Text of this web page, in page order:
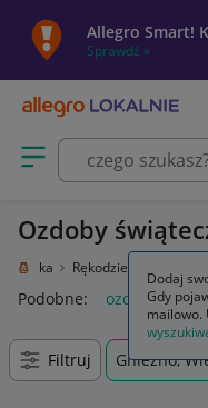
Allegro Smart!
Sprawdź »
Otwórz menu z
Ozdoby
i sztuka Rękodzieło
Podobne: ozdoby
Filtruj Gniezno,
Dodaj
Gdy
mailowo.